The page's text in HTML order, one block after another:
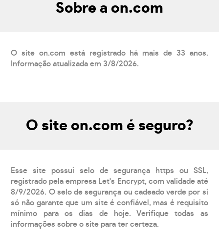
Sobre a on.com
O site on.com está registrado há mais de 33 anos.
Informação atualizada em 3/8/2026.
O site on.com é seguro?
Esse site possui selo de segurança https ou SSL,
registrado pela empresa Let's Encrypt, com validade até
8/9/2026. O selo de segurança ou cadeado verde por si
só não garante que um site é confiável, mas é requisito
mínimo para os dias de hoje. Verifique todas as
informações sobre o site para ter certeza.